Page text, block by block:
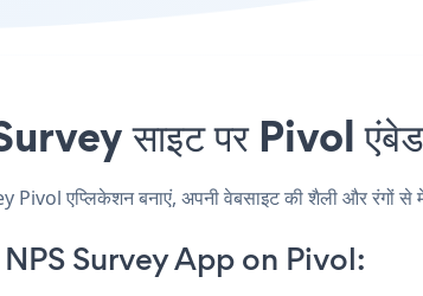
साइट पर Pivol एंबेड
एप्लिकेशन बनाएं, अपनी वेबसाइट की शैली और रंगों
Survey App on Pivol: